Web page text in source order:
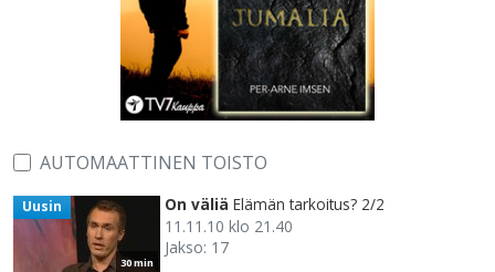
AUTOMAATTINEN TOISTO
30 min
Uusin On väliä Elämän tarkoitus? 2/2
11.11.10 klo 21.40
Jakso: 17